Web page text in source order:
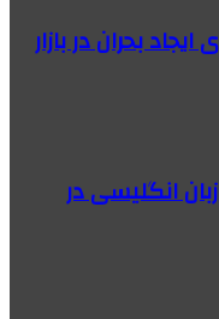
بحران در بازار
انگلیسی در